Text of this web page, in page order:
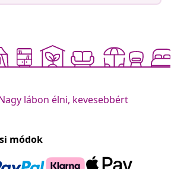
lábon élni, kevesebbért
módok